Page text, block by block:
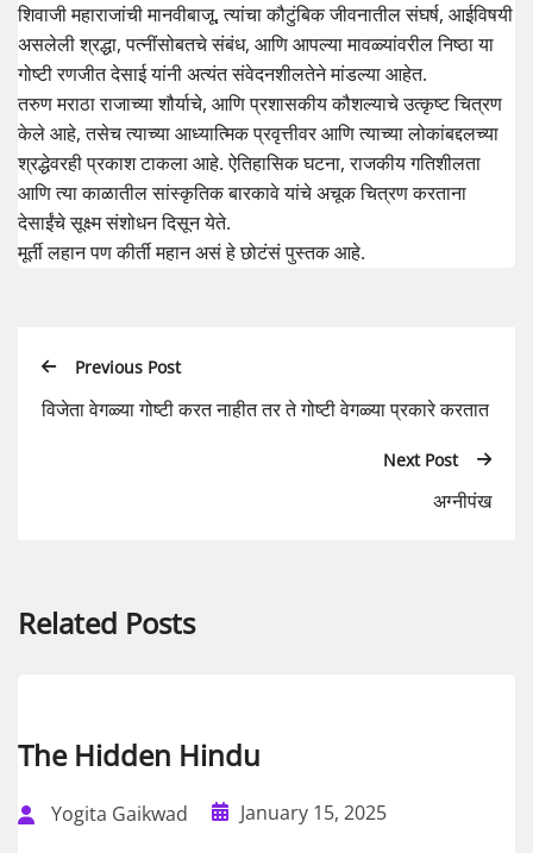
शिवाजी महाराजांची मानवीबाजू, त्यांचा कौटुंबिक जीवनातील संघर्ष, आईविषयी
असलेली श्रद्धा, पत्नींसोबतचे संबंध, आणि आपल्या मावळ्यांवरील निष्ठा या
गोष्टी रणजीत देसाई यांनी अत्यंत संवेदनशीलतेने मांडल्या आहेत.
तरुण मराठा राजाच्या शौर्याचे, आणि प्रशासकीय कौशल्याचे उत्कृष्ट चित्रण
केले आहे, तसेच त्याच्या आध्यात्मिक प्रवृत्तीवर आणि त्याच्या लोकांबद्दलच्या
श्रद्धेवरही प्रकाश टाकला आहे. ऐतिहासिक घटना, राजकीय गतिशीलता
आणि त्या काळातील सांस्कृतिक बारकावे यांचे अचूक चित्रण करताना
देसाईंचे सूक्ष्म संशोधन दिसून येते.
मूर्ती लहान पण कीर्ती महान असं हे छोटंसं पुस्तक आहे.
Previous Post
विजेता वेगळ्या गोष्टी करत नाहीत तर ते गोष्टी वेगळ्या प्रकारे करतात
Next Post
अग्नीपंख
Related Posts
The Hidden Hindu
Yogita Gaikwad
January 15, 2025